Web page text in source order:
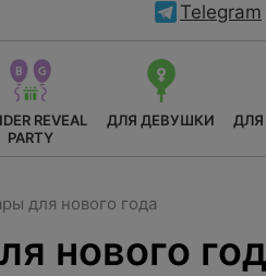
Telegram
REVEAL
PARTY
ДЛЯ ДЕВУШКИ
для нового года
нового